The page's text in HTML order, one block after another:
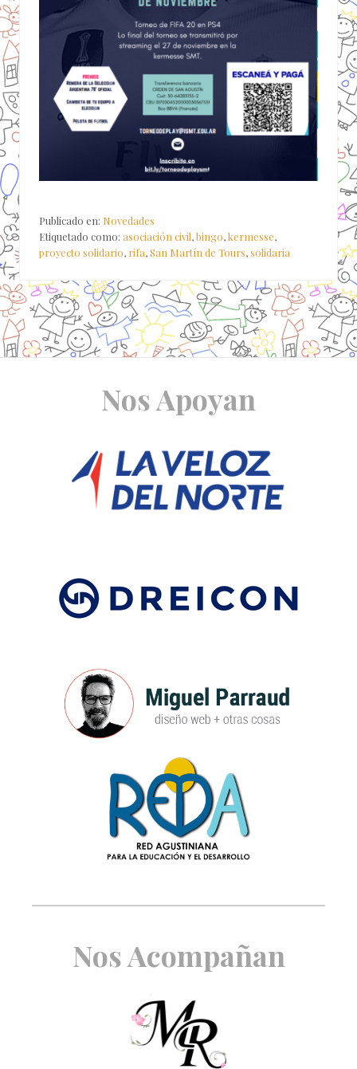
Publicado en: Novedades
Etiquetado como: asociación civil,bingo,kermesse,
proyecto solidario, rifa,San Martín de Tours,solidaria
Nos Apoyan
Nos Acompañan